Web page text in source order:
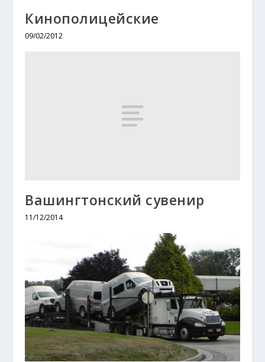
Кинополицейские
09/02/2012
Вашингтонский сувенир
11/12/2014